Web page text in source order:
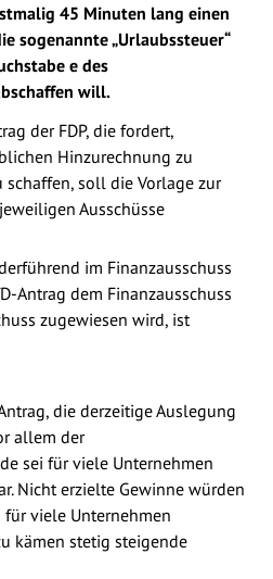
45 Minuten lang einen
sogenannte „Urlaubssteuer“
e des
will.
der FDP, die fordert,
Hinzurechnung zu
soll die Vorlage zur
Ausschüsse
im Finanzausschuss
Antrag dem Finanzausschuss
zugewiesen wird, ist
die derzeitige Auslegung
allem der
sei für viele Unternehmen
Nicht erzielte Gewinne würden
viele Unternehmen
kämen stetig steigende